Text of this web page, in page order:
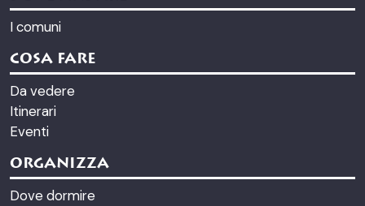
I comuni
COSA FARE
Da vedere
Itinerari
Eventi
ORGANIZZA
Dove dormire